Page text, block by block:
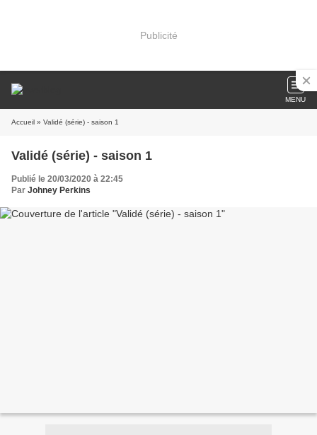
Publicité
MENU
Accueil » Validé (série) - saison 1
Validé (série) - saison 1
Publié le 20/03/2020 à 22:45
Par Johney Perkins